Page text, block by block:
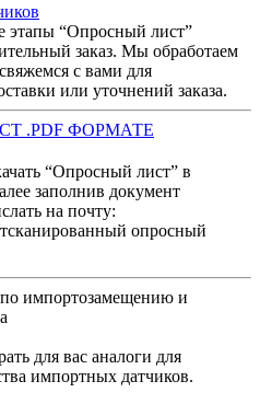
этапы “Опросный лист”
заказ. Мы обработаем
с вами для
или уточнений заказа.
.PDF ФОРМАТЕ
“Опросный лист” в
заполнив документ
на почту:
опросный
импортозамещению и
для вас аналоги для
импортных датчиков.